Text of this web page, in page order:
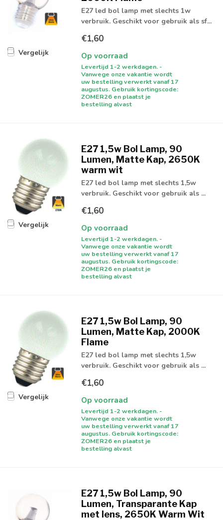
Vergelijk
E27 led bol lamp met slechts 1w
verbruik. Geschikt voor gebruik als sf...
€1,60
Op voorraad
Levertijd 1-2 werkdagen. -
Vanwege onze vakantie wordt
uw bestelling verwerkt vanaf 17
augustus. Gebruik kortingscode:
ZOMER26 en plaatst je
bestelling alvast
Vergelijk
E27 1,5w Bol Lamp, 90
Lumen, Matte Kap, 2650K
warm wit
E27 led bol lamp met slechts 1,5w
verbruik. Geschikt voor gebruik als ...
€1,60
Op voorraad
Levertijd 1-2 werkdagen. -
Vanwege onze vakantie wordt
uw bestelling verwerkt vanaf 17
augustus. Gebruik kortingscode:
ZOMER26 en plaatst je
bestelling alvast
Vergelijk
E27 1,5w Bol Lamp, 90
Lumen, Matte Kap, 2000K
Flame
E27 led bol lamp met slechts 1,5w
verbruik. Geschikt voor gebruik als ...
€1,60
Op voorraad
Levertijd 1-2 werkdagen. -
Vanwege onze vakantie wordt
uw bestelling verwerkt vanaf 17
augustus. Gebruik kortingscode:
ZOMER26 en plaatst je
bestelling alvast
E27 1,5w Bol Lamp, 90
Lumen, Transparante Kap
met lens, 2650K Warm Wit